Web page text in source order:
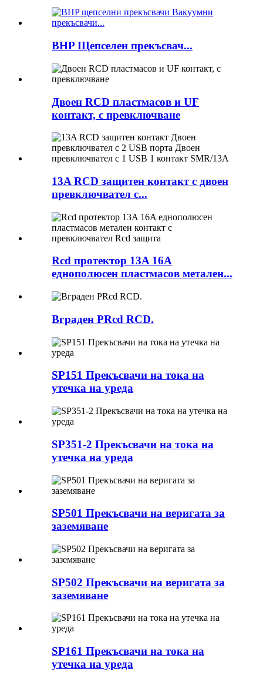
BHP Щепселен прекъсвач...
Двоен RCD пластмасов и UF
контакт, с превключване
13A RCD защитен контакт с двоен
превключвател с...
Rcd протектор 13A 16A
еднополюсен пластмасов метален...
Вграден PRcd RCD.
SP151 Прекъсвачи на тока на
утечка на уреда
SP351-2 Прекъсвачи на тока на
утечка на уреда
SP501 Прекъсвачи на веригата за
заземяване
SP502 Прекъсвачи на веригата за
заземяване
SP161 Прекъсвачи на тока на
утечка на уреда